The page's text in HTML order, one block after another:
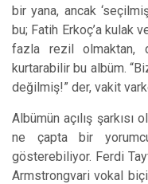
bir yana, ancak
bu; Fatih Erkoç’a kulak
fazla rezil olmaktan,
kurtarabilir bu albüm.
değilmiş!” der, vakit
Albümün açılış
ne çapta bir
gösterebiliyor. Ferdi
Armstrongvari vokal